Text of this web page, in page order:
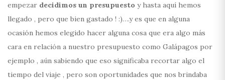
empezar decidimos un presupuesto y hasta aquí hemos
llegado , pero que bien gastado ! :)….y es que en alguna
ocasión hemos elegido hacer alguna cosa que era algo más
cara en relación a nuestro presupuesto como Galápagos por
ejemplo , aún sabiendo que eso significaba recortar algo el
tiempo del viaje , pero son oportunidades que nos brindaba